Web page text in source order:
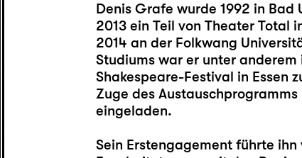
Denis Grafe wurde 1992 in
2013 ein Teil von Theater Total
2014 an der Folkwang
Studiums war er unter
Shakespeare-Festival in Essen
Zuge des
eingeladen.
Sein Erstengagement führte